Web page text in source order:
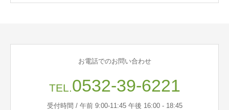
お電話でのお問い合わせ
TEL.0532-39-6221
受付時間 / 午前 9:00-11:45 午後 16:00 - 18:45